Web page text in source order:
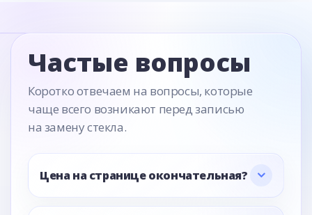
Частые вопросы
Коротко отвечаем на вопросы, которые
чаще всего возникают перед записью
на замену стекла.
Цена на странице окончательная?